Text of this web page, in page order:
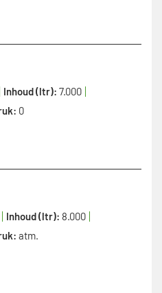
Inhoud (ltr): 7.000
0
Inhoud (ltr): 8.000
atm.